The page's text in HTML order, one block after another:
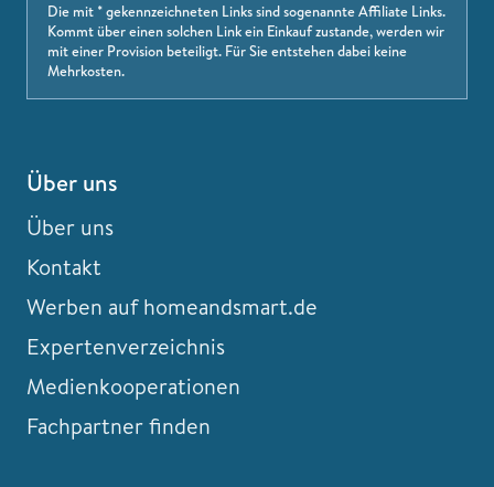
Die mit * gekennzeichneten Links sind sogenannte Affiliate Links.
Kommt über einen solchen Link ein Einkauf zustande, werden wir
mit einer Provision beteiligt. Für Sie entstehen dabei keine
Mehrkosten.
Über uns
Über uns
Kontakt
Werben auf homeandsmart.de
Expertenverzeichnis
Medienkooperationen
Fachpartner finden